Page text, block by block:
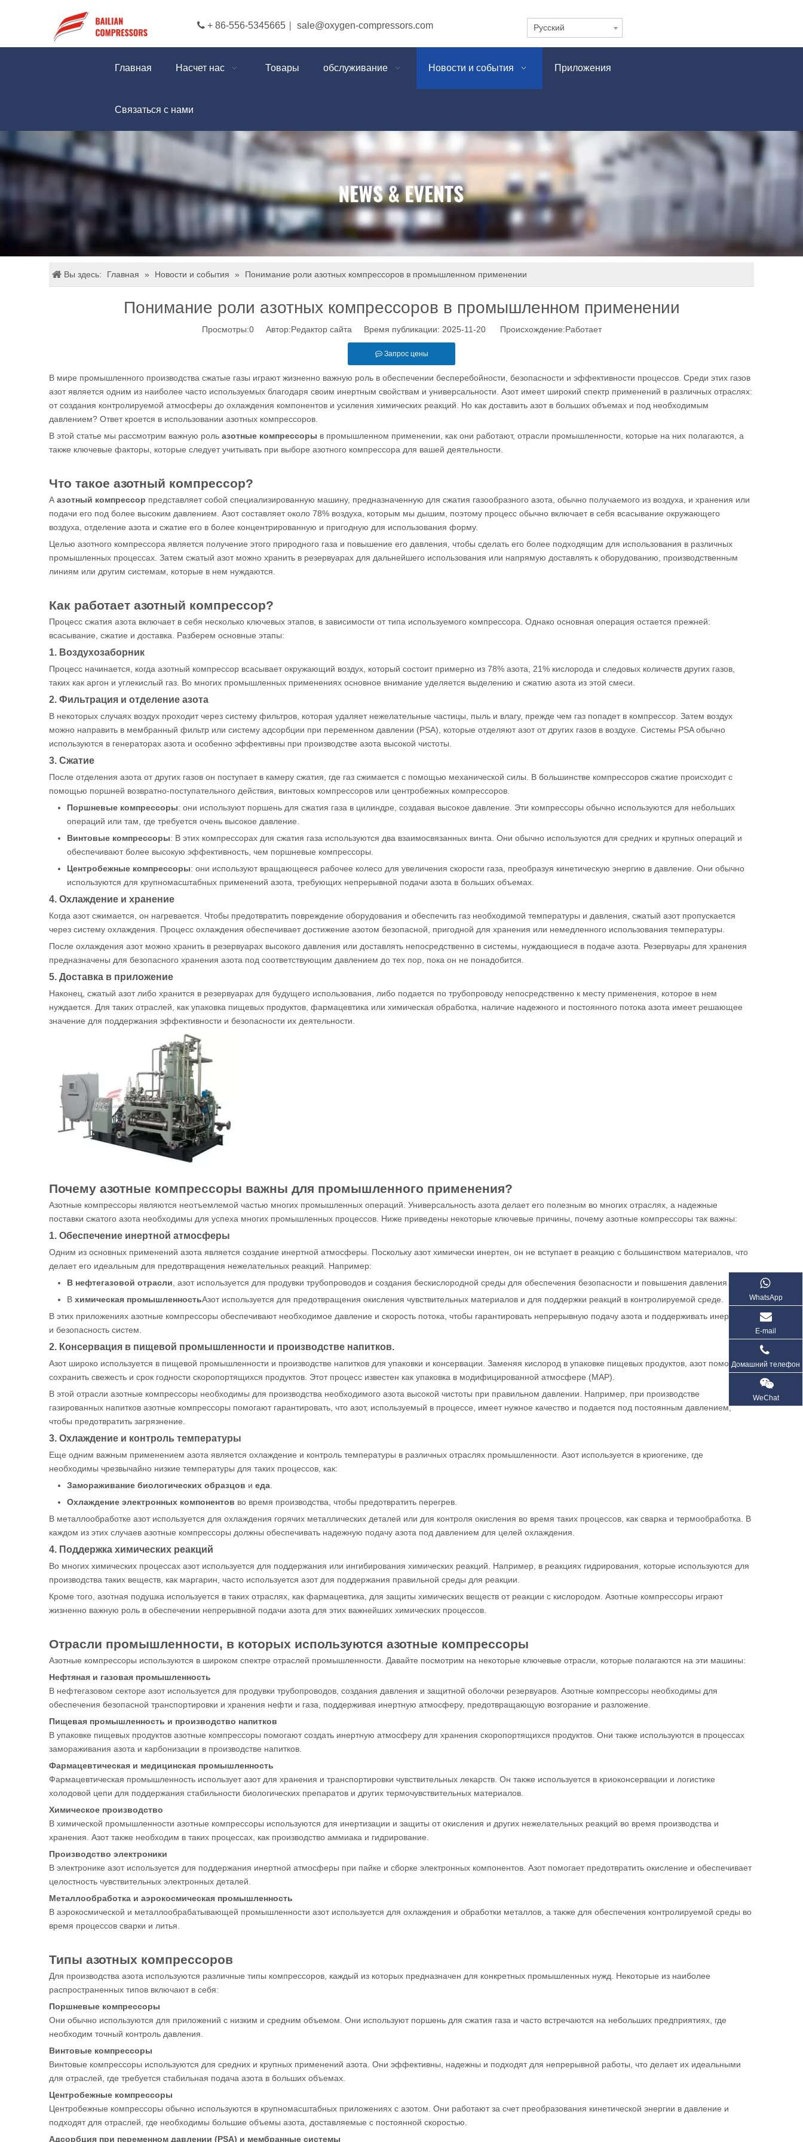
 + 86-556-5345665 sale@oxygen-compressors.com Pусский
Главная Насчет нас Товары обслуживание Новости и события Приложения
Связаться с нами
Вы здесь: Главная » Новости и события » Понимание роли азотных компрессоров в промышленном применении
Понимание роли азотных компрессоров в промышленном применении
Просмотры:0Автор:Pедактор сайта Время публикации: 2025-11-20 Происхождение:Работает
Запрос цены
В мире промышленного производства сжатые газы играют жизненно важную роль в обеспечении бесперебойности, безопасности и эффективности процессов. Среди этих газов
азот является одним из наиболее часто используемых благодаря своим инертным свойствам и универсальности. Азот имеет широкий спектр применений в различных отраслях:
от создания контролируемой атмосферы до охлаждения компонентов и усиления химических реакций. Но как доставить азот в больших объемах и под необходимым
давлением? Ответ кроется в использовании азотных компрессоров.
В этой статье мы рассмотрим важную роль азотные компрессоры в промышленном применении, как они работают, отрасли промышленности, которые на них полагаются, а
также ключевые факторы, которые следует учитывать при выборе азотного компрессора для вашей деятельности.
Что такое азотный компрессор?
A азотный компрессор представляет собой специализированную машину, предназначенную для сжатия газообразного азота, обычно получаемого из воздуха, и хранения или
подачи его под более высоким давлением. Азот составляет около 78% воздуха, которым мы дышим, поэтому процесс обычно включает в себя всасывание окружающего
воздуха, отделение азота и сжатие его в более концентрированную и пригодную для использования форму.
Целью азотного компрессора является получение этого природного газа и повышение его давления, чтобы сделать его более подходящим для использования в различных
промышленных процессах. Затем сжатый азот можно хранить в резервуарах для дальнейшего использования или напрямую доставлять к оборудованию, производственным
линиям или другим системам, которые в нем нуждаются.
Как работает азотный компрессор?
Процесс сжатия азота включает в себя несколько ключевых этапов, в зависимости от типа используемого компрессора. Однако основная операция остается прежней:
всасывание, сжатие и доставка. Разберем основные этапы:
1. Воздухозаборник
Процесс начинается, когда азотный компрессор всасывает окружающий воздух, который состоит примерно из 78% азота, 21% кислорода и следовых количеств других газов,
таких как аргон и углекислый газ. Во многих промышленных применениях основное внимание уделяется выделению и сжатию азота из этой смеси.
2. Фильтрация и отделение азота
В некоторых случаях воздух проходит через систему фильтров, которая удаляет нежелательные частицы, пыль и влагу, прежде чем газ попадет в компрессор. Затем воздух
можно направить в мембранный фильтр или систему адсорбции при переменном давлении (PSA), которые отделяют азот от других газов в воздухе. Системы PSA обычно
используются в генераторах азота и особенно эффективны при производстве азота высокой чистоты.
3. Сжатие
После отделения азота от других газов он поступает в камеру сжатия, где газ сжимается с помощью механической силы. В большинстве компрессоров сжатие происходит с
помощью поршней возвратно-поступательного действия, винтовых компрессоров или центробежных компрессоров.
Поршневые компрессоры: они используют поршень для сжатия газа в цилиндре, создавая высокое давление. Эти компрессоры обычно используются для небольших
операций или там, где требуется очень высокое давление.
Винтовые компрессоры: В этих компрессорах для сжатия газа используются два взаимосвязанных винта. Они обычно используются для средних и крупных операций и
обеспечивают более высокую эффективность, чем поршневые компрессоры.
Центробежные компрессоры: они используют вращающееся рабочее колесо для увеличения скорости газа, преобразуя кинетическую энергию в давление. Они обычно
используются для крупномасштабных применений азота, требующих непрерывной подачи азота в больших объемах.
4. Охлаждение и хранение
Когда азот сжимается, он нагревается. Чтобы предотвратить повреждение оборудования и обеспечить газ необходимой температуры и давления, сжатый азот пропускается
через систему охлаждения. Процесс охлаждения обеспечивает достижение азотом безопасной, пригодной для хранения или немедленного использования температуры.
После охлаждения азот можно хранить в резервуарах высокого давления или доставлять непосредственно в системы, нуждающиеся в подаче азота. Резервуары для хранения
предназначены для безопасного хранения азота под соответствующим давлением до тех пор, пока он не понадобится.
5. Доставка в приложение
Наконец, сжатый азот либо хранится в резервуарах для будущего использования, либо подается по трубопроводу непосредственно к месту применения, которое в нем
нуждается. Для таких отраслей, как упаковка пищевых продуктов, фармацевтика или химическая обработка, наличие надежного и постоянного потока азота имеет решающее
значение для поддержания эффективности и безопасности их деятельности.
Почему азотные компрессоры важны для промышленного применения?
Азотные компрессоры являются неотъемлемой частью многих промышленных операций. Универсальность азота делает его полезным во многих отраслях, а надежные
поставки сжатого азота необходимы для успеха многих промышленных процессов. Ниже приведены некоторые ключевые причины, почему азотные компрессоры так важны:
1. Обеспечение инертной атмосферы
Одним из основных применений азота является создание инертной атмосферы. Поскольку азот химически инертен, он не вступает в реакцию с большинством материалов, что
делает его идеальным для предотвращения нежелательных реакций. Например:
В нефтегазовой отрасли , азот используется для продувки трубопроводов и создания бескислородной среды для обеспечения безопасности и повышения давления.
В химическая промышленностьАзот используется для предотвращения окисления чувствительных материалов и для поддержки реакций в контролируемой среде.
В этих приложениях азотные компрессоры обеспечивают необходимое давление и скорость потока, чтобы гарантировать непрерывную подачу азота и поддерживать инертность
и безопасность систем.
2. Консервация в пищевой промышленности и производстве напитков.
Азот широко используется в пищевой промышленности и производстве напитков для упаковки и консервации. Заменяя кислород в упаковке пищевых продуктов, азот помогает
сохранить свежесть и срок годности скоропортящихся продуктов. Этот процесс известен как упаковка в модифицированной атмосфере (MAP).
В этой отрасли азотные компрессоры необходимы для производства необходимого азота высокой чистоты при правильном давлении. Например, при производстве
газированных напитков азотные компрессоры помогают гарантировать, что азот, используемый в процессе, имеет нужное качество и подается под постоянным давлением,
чтобы предотвратить загрязнение.
3. Охлаждение и контроль температуры
Еще одним важным применением азота является охлаждение и контроль температуры в различных отраслях промышленности. Азот используется в криогенике, где
необходимы чрезвычайно низкие температуры для таких процессов, как:
Замораживание биологических образцов и еда
Охлаждение электронных компонентов во время производства, чтобы предотвратить перегрев.
В металлообработке азот используется для охлаждения горячих металлических деталей или для контроля окисления во время таких процессов, как сварка и термообработка. В
каждом из этих случаев азотные компрессоры должны обеспечивать надежную подачу азота под давлением для целей охлаждения.
4. Поддержка химических реакций
Во многих химических процессах азот используется для поддержания или ингибирования химических реакций. Например, в реакциях гидрирования, которые используются для
производства таких веществ, как маргарин, часто используется азот для поддержания правильной среды для реакции.
Кроме того, азотная подушка используется в таких отраслях, как фармацевтика, для защиты химических веществ от реакции с кислородом. Азотные компрессоры играют
жизненно важную роль в обеспечении непрерывной подачи азота для этих важнейших химических процессов.
Отрасли промышленности, в которых используются азотные компрессоры
Азотные компрессоры используются в широком спектре отраслей промышленности. Давайте посмотрим на некоторые ключевые отрасли, которые полагаются на эти машины:
Нефтяная и газовая промышленность
В нефтегазовом секторе азот используется для продувки трубопроводов, создания давления и защитной оболочки резервуаров. Азотные компрессоры необходимы для
обеспечения безопасной транспортировки и хранения нефти и газа, поддерживая инертную атмосферу, предотвращающую возгорание и разложение.
Пищевая промышленность и производство напитков
В упаковке пищевых продуктов азотные компрессоры помогают создать инертную атмосферу для хранения скоропортящихся продуктов. Они также используются в процессах
замораживания азота и карбонизации в производстве напитков.
Фармацевтическая и медицинская промышленность
Фармацевтическая промышленность использует азот для хранения и транспортировки чувствительных лекарств. Он также используется в криоконсервации и логистике
холодовой цепи для поддержания стабильности биологических препаратов и других термочувствительных материалов.
Химическое производство
В химической промышленности азотные компрессоры используются для инертизации и защиты от окисления и других нежелательных реакций во время производства и
хранения. Азот также необходим в таких процессах, как производство аммиака и гидрирование.
Производство электроники
В электронике азот используется для поддержания инертной атмосферы при пайке и сборке электронных компонентов. Азот помогает предотвратить окисление и обеспечивает
целостность чувствительных электронных деталей.
Металлообработка и аэрокосмическая промышленность
В аэрокосмической и металлообрабатывающей промышленности азот используется для охлаждения и обработки металлов, а также для обеспечения контролируемой среды во
время процессов сварки и литья.
Типы азотных компрессоров
Для производства азота используются различные типы компрессоров, каждый из которых предназначен для конкретных промышленных нужд. Некоторые из наиболее
распространенных типов включают в себя:
Поршневые компрессоры
Они обычно используются для приложений с низким и средним объемом. Они используют поршень для сжатия газа и часто встречаются на небольших предприятиях, где
необходим точный контроль давления.
Винтовые компрессоры
Винтовые компрессоры используются для средних и крупных применений азота. Они эффективны, надежны и подходят для непрерывной работы, что делает их идеальными
для отраслей, где требуется стабильная подача азота в больших объемах.
Центробежные компрессоры
Центробежные компрессоры обычно используются в крупномасштабных приложениях с азотом. Они работают за счет преобразования кинетической энергии в давление и
подходят для отраслей, где необходимы большие объемы азота, доставляемые с постоянной скоростью.
Адсорбция при переменном давлении (PSA) и мембранные системы
WhatsApp
E-mail
Домашний телефон
WeChat